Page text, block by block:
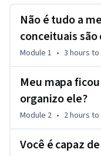
[2] elaborar mapas
programa
[3] avaliar um mapa
rede e o conteúdo que
[4] usar mapas
durante processos
[5] desenvolver
aprendizagem por
REDE DE
Não é tudo a
conceituais
Module 1 • 3 hours to
Meu mapa
organizo ele?
Module 2 • 2 hours to
Você é capaz